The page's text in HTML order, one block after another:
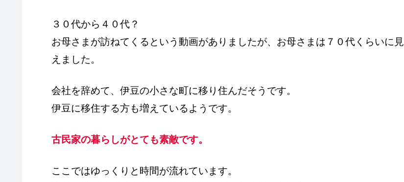
３０代から４０代？
お母さまが訪ねてくるという動画がありましたが、お母さまは７０代くらいに見
えました。
会社を辞めて、伊豆の小さな町に移り住んだそうです。
伊豆に移住する方も増えているようです。
古民家の暮らしがとても素敵です。
ここではゆっくりと時間が流れています。